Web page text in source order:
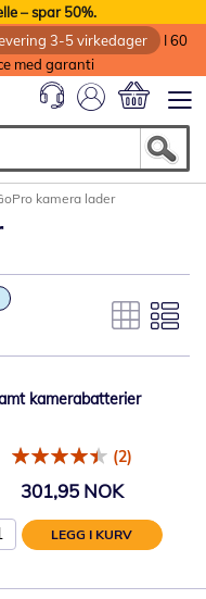
– spar 50%.
3-5 virkedager
I 60
med garanti
kamera lader
kamerabatterier
(2)
301,95 NOK
LEGG I KURV